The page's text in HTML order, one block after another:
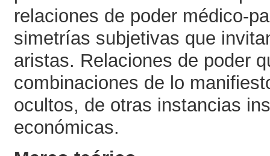
relaciones de poder médico-
simetrías subjetivas que
aristas. Relaciones de poder
combinaciones de lo
ocultos, de otras instancias
económicas.